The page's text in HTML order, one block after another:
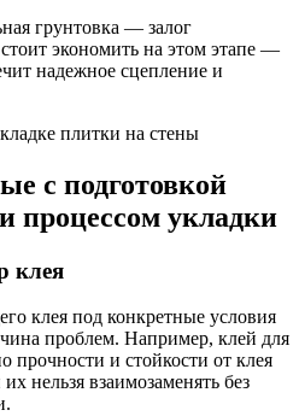
грунтовка — залог
экономить на этом этапе —
надежное сцепление и
с подготовкой
процессом укладки
клея
клея под конкретные условия
проблем. Например, клей для
прочности и стойкости от клея
нельзя взаимозаменять без